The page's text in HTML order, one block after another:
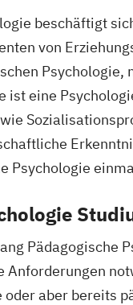
beschäftigt
von
ist eine
Psychologie
Pädagogische
Anforderungen
aber bereits